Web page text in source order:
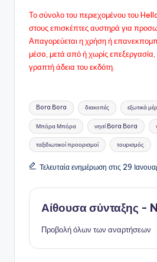
Το σύνολο του περιεχομένου του
στους επισκέπτες αυστηρά για
Απαγορεύεται η χρήση ή
μέσo, μετά από ή χωρίς
γραπτή άδεια του εκδότη.
Ετικέτες:
Bora Bora διακοπές εξωτικά
Μπόρα Μπόρα νησί Bora Bora
ταξιδιωτικοί προορισμοί τουρισμός
Τελευταία ενημέρωση στις 29
Αίθουσα σύνταξης -
Προβολή όλων των αναρτήσεων